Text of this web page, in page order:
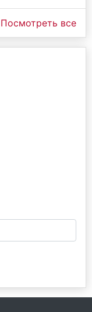
Посмотреть все